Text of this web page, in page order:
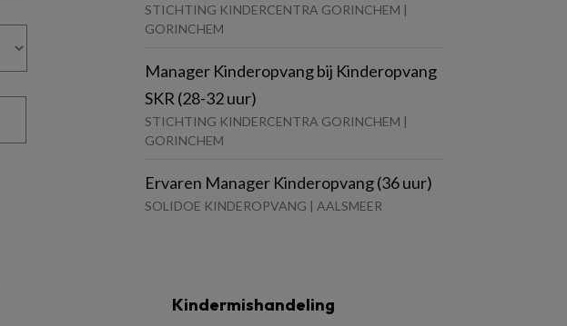
STICHTING KINDERCENTRA GORINCHEM |
GORINCHEM
Manager Kinderopvang bij Kinderopvang
SKR (28-32 uur)
STICHTING KINDERCENTRA GORINCHEM |
GORINCHEM
Ervaren Manager Kinderopvang (36 uur)
SOLIDOE KINDEROPVANG | AALSMEER
Kindermishandeling